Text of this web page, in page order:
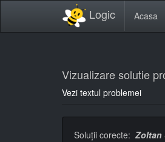
Logic Acasa
Vizualizare solutie
Vezi textul problemei
Soluţii corecte: Zoltan